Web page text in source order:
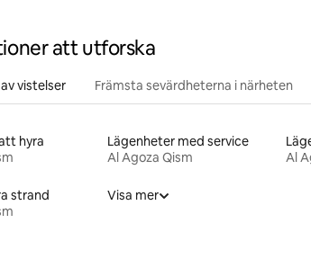
att utforska
vistelser Främsta sevärdheterna i närheten
hyra
Lägenheter med service
Al Agoza Qism
Al
strand
Visa mer